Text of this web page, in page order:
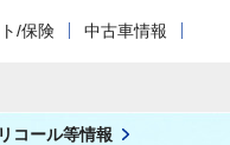
/保険 中古車情報
リコール等情報